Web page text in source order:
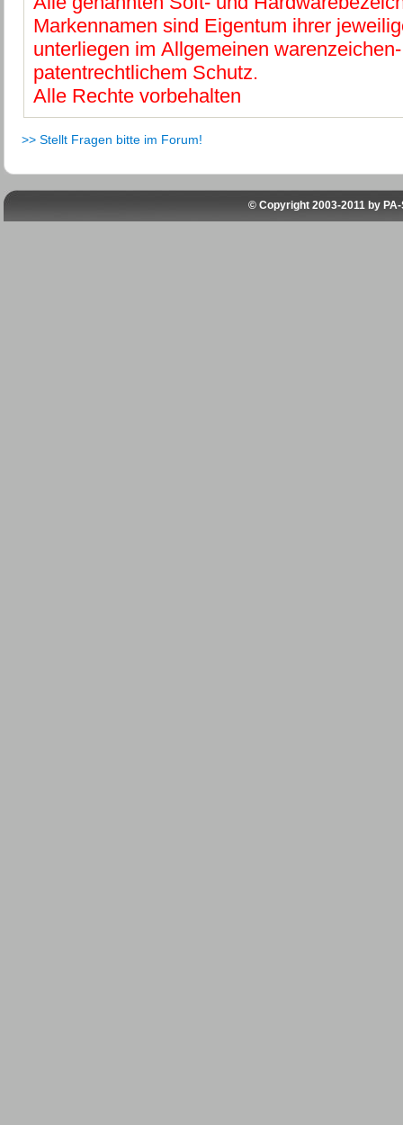
Markennamen sind Eigentum ihrer
unterliegen im Allgemeinen
patentrechtlichem Schutz.
Alle Rechte vorbehalten
>> Stellt Fragen bitte im Forum!
© Copyright 2003-2011 by